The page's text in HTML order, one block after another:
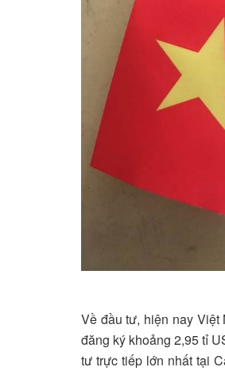
Về đầu tư, hiện nay
đăng ký khoảng 2,95 tỉ
tư trực tiếp lớn nhất tại